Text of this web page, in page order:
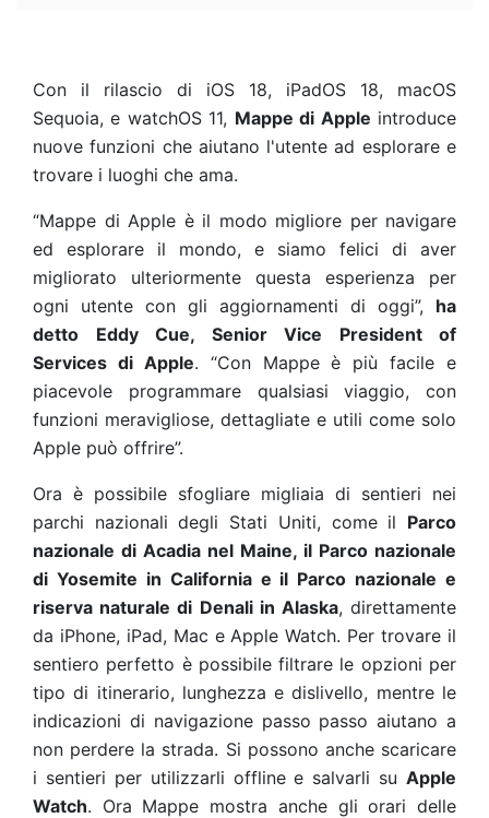
Con il rilascio di
iOS 18, iPadOS 18, macOS
Sequoia, e watchOS 11, Mappe di Apple introduce
nuove funzioni che aiutano l'utente ad esplorare e
trovare i luoghi che ama.
“Mappe di Apple è il modo migliore per navigare
ed esplorare il mondo, e siamo felici di aver
migliorato ulteriormente questa esperienza per
ogni utente con gli aggiornamenti di oggi”, ha
detto Eddy Cue, Senior Vice President of
Services di Apple. “Con Mappe è più facile e
piacevole programmare qualsiasi viaggio, con
funzioni meravigliose, dettagliate e utili come solo
Apple può offrire”.
Ora è possibile sfogliare migliaia di sentieri nei
parchi nazionali degli Stati Uniti, come il Parco
nazionale di Acadia nel Maine, il Parco nazionale
di Yosemite in California e il Parco nazionale e
riserva naturale di Denali in Alaska, direttamente
da iPhone, iPad, Mac e Apple Watch. Per trovare il
sentiero perfetto è possibile filtrare le opzioni per
tipo di itinerario, lunghezza e dislivello, mentre le
indicazioni di navigazione passo passo aiutano a
non perdere la strada. Si possono anche scaricare
i sentieri per utilizzarli offline e salvarli su Apple
Watch. Ora Mappe mostra anche gli orari delle